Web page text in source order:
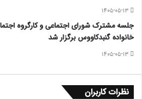
۱۴۰۵-۰۵-۱۳
جلسه مشترک شورای اجتماعی و کارگروه
خانواده گنبدکاووس برگزار شد
۱۴۰۵-۰۵-۱۳
نظرات کاربران